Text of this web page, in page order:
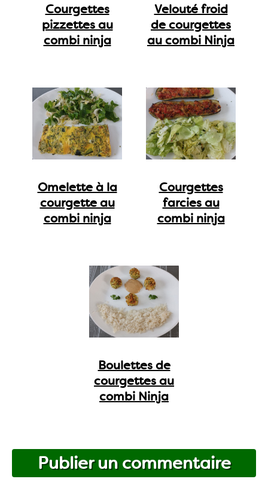
Courgettes
pizzettes au
combi ninja
Velouté froid
de courgettes
au combi Ninja
Omelette à la
courgette au
combi ninja
Courgettes
farcies au
combi ninja
Boulettes de
courgettes au
combi Ninja
Publier un commentaire